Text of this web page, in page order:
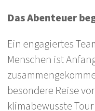
Das Abenteuer
Ein engagiertes
Menschen ist
besondere Reise
klimabewusste